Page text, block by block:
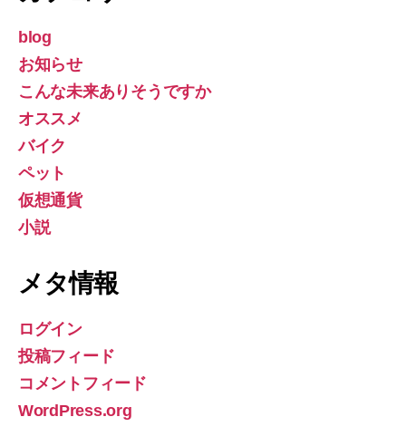
blog
お知らせ
こんな未来ありそうですか
オススメ
バイク
ペット
仮想通貨
小説
メタ情報
ログイン
投稿フィード
コメントフィード
WordPress.org